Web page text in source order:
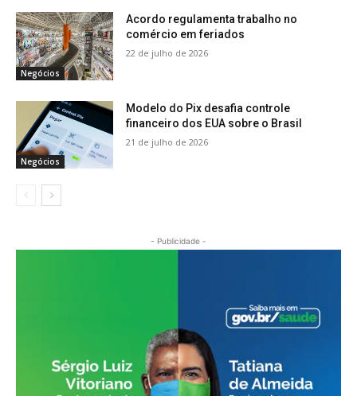
Negócios
Acordo regulamenta trabalho no
comércio em feriados
22 de julho de 2026
Negócios
Modelo do Pix desafia controle
financeiro dos EUA sobre o Brasil
21 de julho de 2026
- Publicidade -